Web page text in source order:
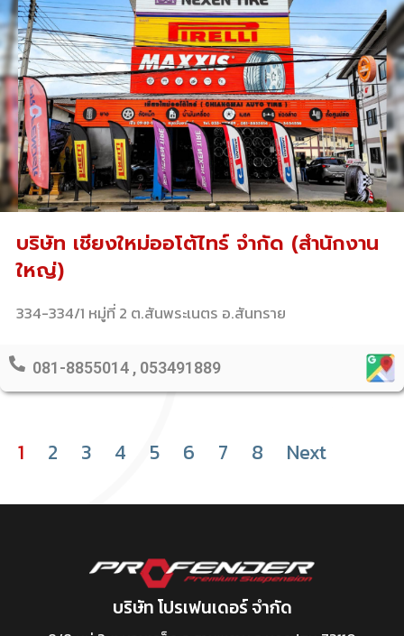
บริษัท เชียงใหม่ออโต้ไทร์ จำกัด (สำนักงาน
ใหญ่)
334-334/1 หมู่ที่ 2 ต.สันพระเนตร อ.สันทราย
081-8855014 , 053491889
1 2 3 4 5 6 7 8 Next
บริษัท โปรเฟนเดอร์ จำกัด